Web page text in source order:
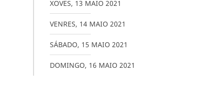
XOVES, 13 MAIO 2021
VENRES, 14 MAIO 2021
SÁBADO, 15 MAIO 2021
DOMINGO, 16 MAIO 2021